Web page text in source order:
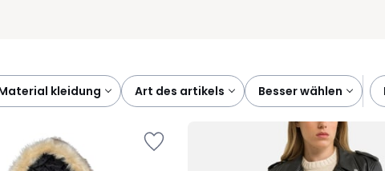
material kleidung art des artikels besser wählen